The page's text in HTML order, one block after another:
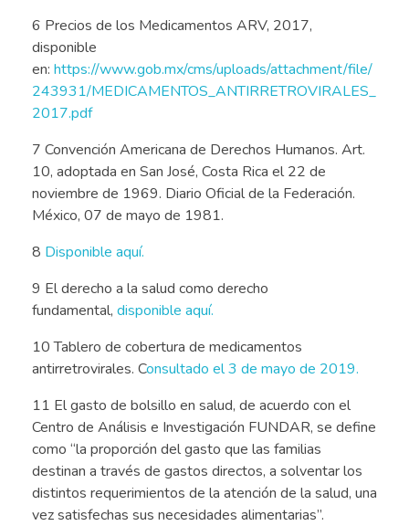
6 Precios de los Medicamentos ARV, 2017,
disponible
en: https://www.gob.mx/cms/uploads/attachment/file/
243931/MEDICAMENTOS_ANTIRRETROVIRALES_
2017.pdf
7 Convención Americana de Derechos Humanos. Art.
10, adoptada en San José, Costa Rica el 22 de
noviembre de 1969. Diario Oficial de la Federación.
México, 07 de mayo de 1981.
8 Disponible aquí.
9 El derecho a la salud como derecho
fundamental, disponible aquí.
10 Tablero de cobertura de medicamentos
antirretrovirales. Consultado el 3 de mayo de 2019.
11 El gasto de bolsillo en salud, de acuerdo con el
Centro de Análisis e Investigación FUNDAR, se define
como “la proporción del gasto que las familias
destinan a través de gastos directos, a solventar los
distintos requerimientos de la atención de la salud, una
vez satisfechas sus necesidades alimentarias”.